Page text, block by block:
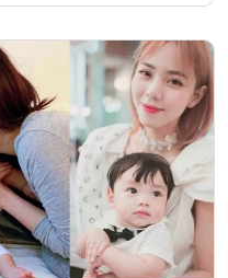
วร์” ทั้งสองต้องร่วมมือกัน
ห่งความมืด “ฮอว์กมอธ” ที่
งหมายเดียวคือ ครอบครอง
ร์ “โปสเตอร์คาแร็กเตอร์”
ทั้งจากฝ่ายซูเปอร์ฮีโร่ และ ซู
หัศจรรย์ เริ่มต้นด้วย เลดี้บัค
เวลาปกติเธอคือ มาริเนตต์
งอัญมณีมิราคูลัสเต่าทอง
รย์ ที่เปี่ยมไปด้วยพลังแห่ง